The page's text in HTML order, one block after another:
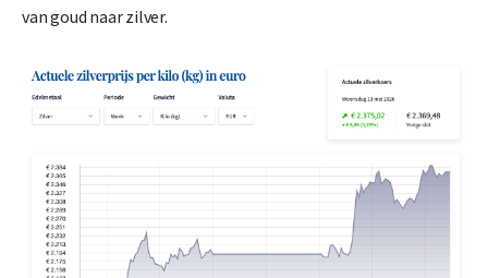
van goud naar zilver.